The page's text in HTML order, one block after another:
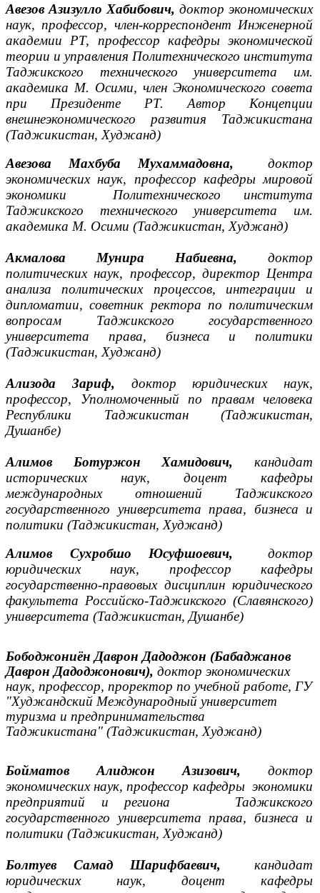
Авезов Азизулло Хабибович, доктор экономических
наук, профессор, член-корреспондент Инженерной
академии РТ, профессор кафедры экономической
теории и управления Политехнического института
Таджикского технического университета им.
академика М. Осими, член Экономического совета
при Президенте РТ. Автор Концепции
внешнеэкономического развития Таджикистана
(Таджикистан, Худжанд)
Авезова Махбуба Мухаммадовна,
доктор
экономических наук, профессор кафедры мировой
экономики Политехнического института
Таджикского технического университета им.
академика М. Осими (Таджикистан, Худжанд)
Акмалова Мунира Набиевна,доктор
политических наук, профессор, директор Центра
анализа политических процессов, интеграции и
дипломатии, советник ректора по политическим
вопросам Таджикского государственного
университета права, бизнеса и политики
(Таджикистан, Худжанд)
Ализода Зариф, доктор юридических наук,
профессор, Уполномоченный по правам человека
Республики Таджикистан (Таджикистан,
Душанбе)
Алимов Ботуржон Хамидович,кандидат
исторических наук, доцент кафедры
международных отношений Таджикского
государственного университета права, бизнеса и
политики (Таджикистан, Худжанд)
Алимов Сухробшо Юсуфшоевич,
доктор
юридических наук, профессор кафедры
государственно-правовых дисциплин юридического
факультета Российско-Таджикского (Славянского)
университета (Таджикистан, Душанбе)
Бободжониён Даврон Дадоджон (Бабаджанов
Даврон Дадоджонович), доктор экономических
наук, профессор, проректор по учебной работе, ГУ
"Худжандский Международный университет
туризма и предпринимательства
Таджикистана" (Таджикистан, Худжанд)
Бойматов Алиджон Азизович,доктор
экономических наук, профессор кафедры экономики
предприятий и региона Таджикского
государственного университета права, бизнеса и
политики (Таджикистан, Худжанд)
Болтуев Самад Шарифбаевич,
кандидат
юридических наук, доценткафедры